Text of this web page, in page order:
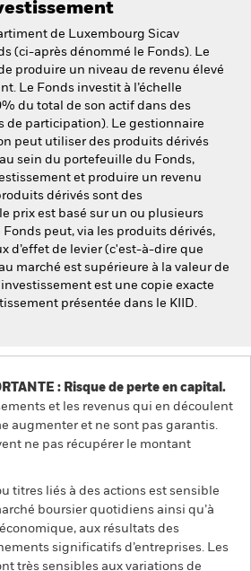
de Luxembourg Sicav
(ci-après dénommé le Fonds). Le
produire un niveau de revenu élevé
Le Fonds investit à l’échelle
du total de son actif dans des
de participation). Le gestionnaire
peut utiliser des produits dérivés
sein du portefeuille du Fonds,
et produire un revenu
dérivés sont des
prix est basé sur un ou plusieurs
peut, via les produits dérivés,
d’effet de levier (c'est-à-dire que
marché est supérieure à la valeur de
est une copie exacte
présentée dans le KIID.
: Risque de perte en capital.
et les revenus qui en découlent
augmenter et ne sont pas garantis.
ne pas récupérer le montant
titres liés à des actions est sensible
boursier quotidiens ainsi qu’à
aux résultats des
significatifs d’entreprises. Les
très sensibles aux variations de